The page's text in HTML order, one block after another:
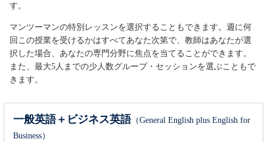
す。
マンツーマンの特別レッスンを選択することもできます。週に何
回この授業を受けるかはすべてあなた次第で、教師はあなたが選
択した場合、あなたの専門分野に焦点を当てることができます。
また、最大5人までの少人数グループ・セッションを選ぶこともで
きます。
一般英語＋ビジネス英語（General English plus English for
Business）